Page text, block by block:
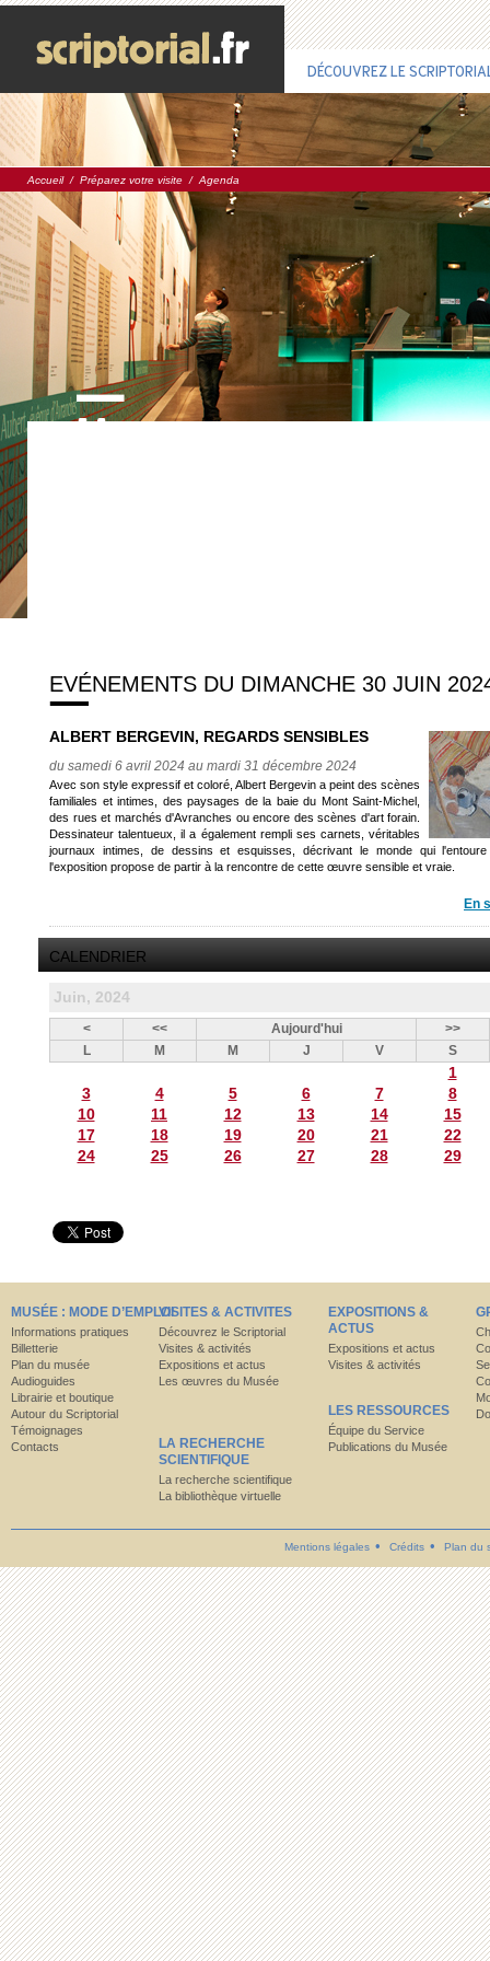
DÉCOUVREZ LE
Accueil/ Préparez votre visite / Agenda
EVÉNEMENTS DU DIMANCHE 30 JUIN
ALBERT BERGEVIN, REGARDS SENSIBLES
du samedi 6 avril 2024 au mardi 31 décembre 2024
Avec son style expressif et coloré, Albert Bergevin a peint des scènes
familiales et intimes, des paysages de la baie du Mont Saint-Michel,
des rues et marchés d'Avranches ou encore des scènes d'art forain.
Dessinateur talentueux, il a également rempli ses carnets, véritables
journaux intimes, de dessins et esquisses, décrivant le monde qui
l'exposition propose de partir à la rencontre de cette œuvre sensible et vraie.
En
CALENDRIER
Juin, 2024
< << Aujourd'hui
>>
L
M M J V S
1
3
4 5 6 7
8
10
11 12 13 14
15
17
18 19 20 21
22
24
25 26 27 28 29
MUSÉE : MODE D’EMPLOI
Informations pratiques
Billetterie
Plan du musée
Audioguides
Librairie et boutique
Autour du Scriptorial
Témoignages
Contacts
VISITES & ACTIVITES
Découvrez le Scriptorial
Visites & activités
Expositions et actus
Les œuvres du Musée
LA RECHERCHE
SCIENTIFIQUE
La recherche scientifique
La bibliothèque virtuelle
EXPOSITIONS &
ACTUS
Expositions et actus
Visites & activités
LES RESSOURCES
Équipe du Service
Publications du Musée
Mentions légales Crédits Plan du